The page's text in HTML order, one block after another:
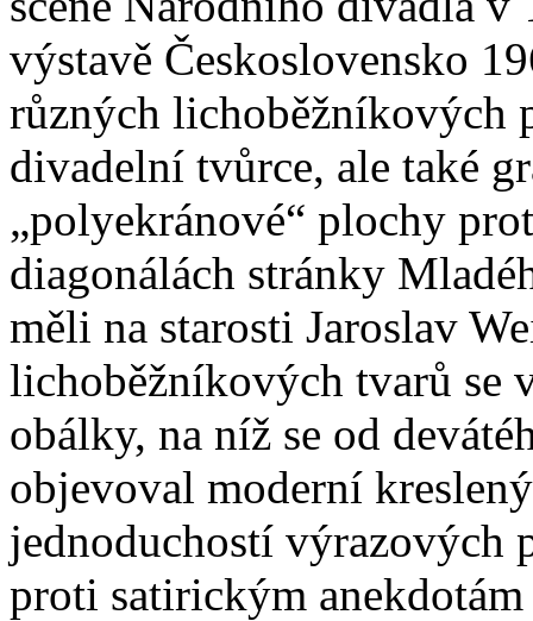
výstavě Československo
různých lichoběžníkových
divadelní tvůrce, ale také
„polyekránové“ plochy
diagonálách stránky
měli na starosti Jaroslav
lichoběžníkových tvarů se
obálky, na níž se od
objevoval moderní
jednoduchostí výrazových
proti satirickým